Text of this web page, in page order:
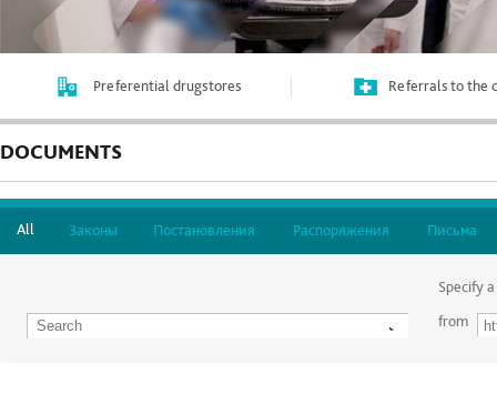
Preferential drugstores Referrals to the
DOCUMENTS
All Законы Постановления Распоряжения Письма
Specify
from